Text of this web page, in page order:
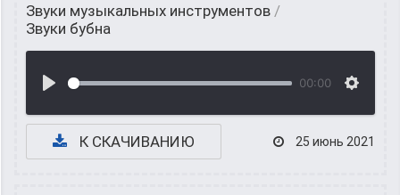
Звуки музыкальных инструментов /
Звуки бубна
00:00
К СКАЧИВАНИЮ 25 июнь 2021